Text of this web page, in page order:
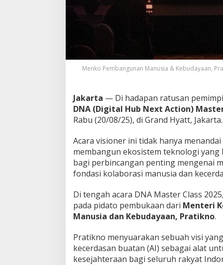
a
d
k
A
y
a
g
A
d
i
l
a
n
M
a
t
a
Menko Pembangunan Manusia & Kebudayaan,
Jakarta — Di hadapan ratusan
DNA (Digital Hub Next Action)
Rabu (20/08/25), di Grand Hyatt, Jakarta.
Acara visioner ini tidak hanya
membangun ekosistem teknologi
bagi perbincangan penting mengenai
fondasi kolaborasi manusia dan
Di tengah acara DNA Master Class
pada pidato pembukaan dari Menteri
Manusia dan Kebudayaan, Pratikno.
Pratikno menyuarakan sebuah visi
kecerdasan buatan (AI) sebagai alat
kesejahteraan bagi seluruh rakyat